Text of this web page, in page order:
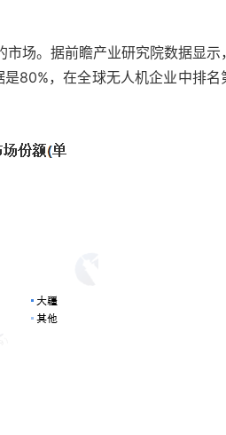
场。据前瞻产业研究院数据显示，
80%，在全球无人机企业中排名